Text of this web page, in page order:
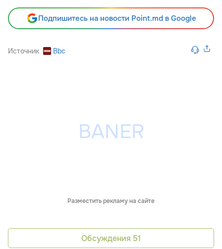
Подпишитесь на новости Point.md в Google
Источник Bbc
Разместить рекламу на сайте
Обсуждения 51